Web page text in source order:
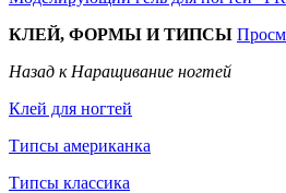
КЛЕЙ, ФОРМЫ И ТИПСЫ
Назад к Наращивание ногтей
Клей для ногтей
Типсы американка
Типсы классика